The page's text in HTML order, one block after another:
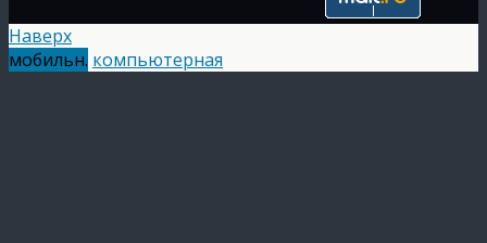
Наверх
мобильн. компьютерная